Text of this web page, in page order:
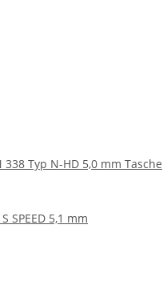
Typ N-HD 5,0 mm Tasche